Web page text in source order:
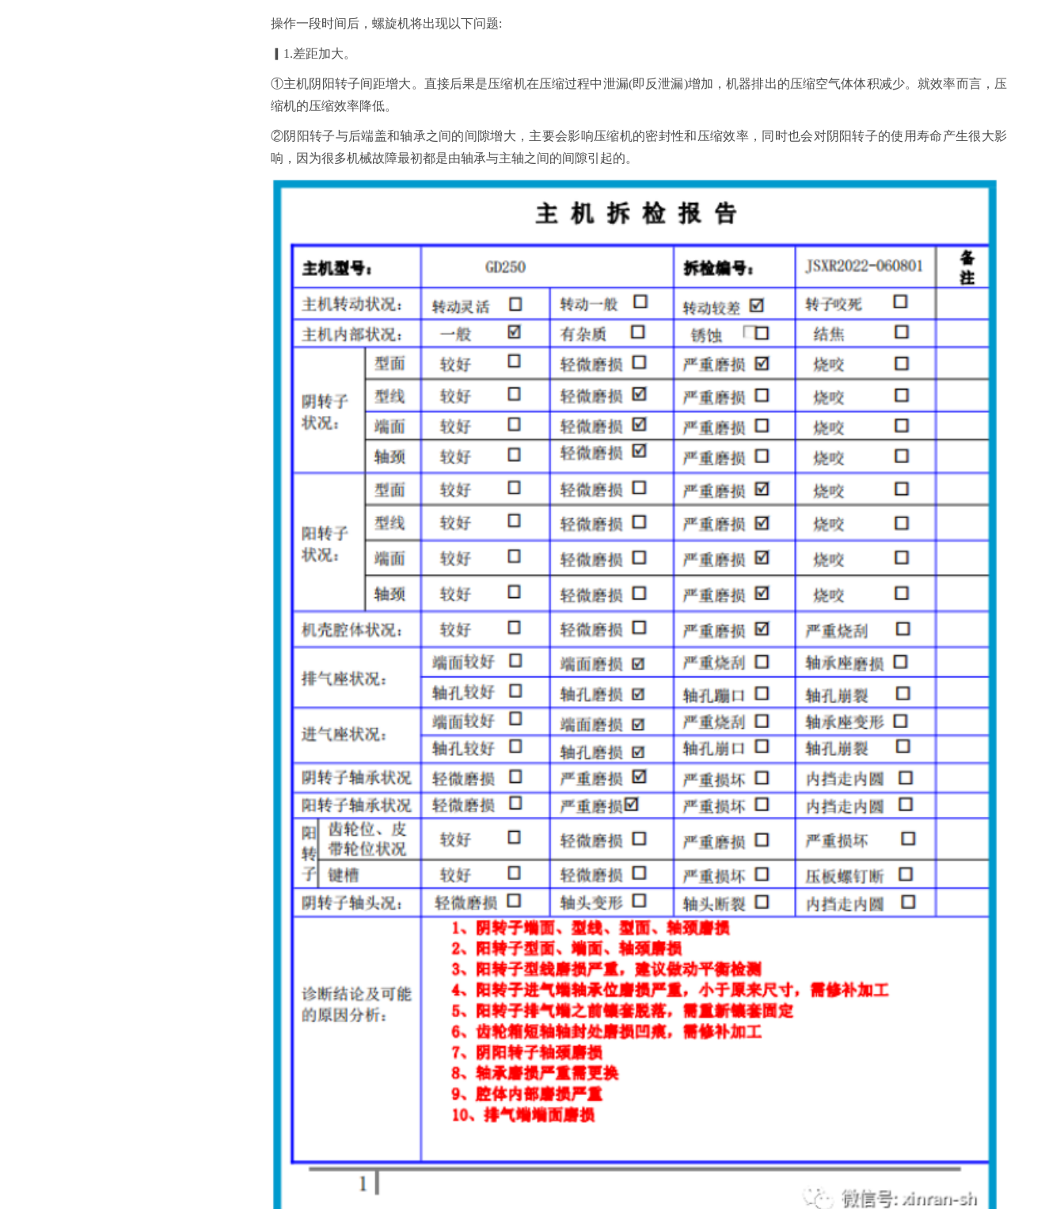
操作一段时间后，螺旋机将出现以下问题:
▎1.差距加大。
①主机阴阳转子间距增大。直接后果是压缩机在压缩过程中泄漏(即反泄漏)增加，机器排出的压缩空气体体积减少。就效率而言，压
缩机的压缩效率降低。
②阴阳转子与后端盖和轴承之间的间隙增大，主要会影响压缩机的密封性和压缩效率，同时也会对阴阳转子的使用寿命产生很大影
响，因为很多机械故障最初都是由轴承与主轴之间的间隙引起的。